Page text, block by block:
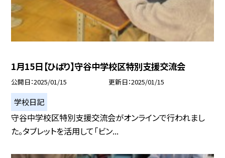
1月15日【ひばり】守谷中学校区特別支援交流会
公開日 2025/01/15 更新日 2025/01/15
学校日記
守谷中学校区特別支援交流会がオンラインで行われまし
た。タブレットを活用して「ビン...